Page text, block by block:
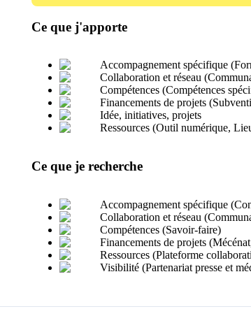
Ce que j'apporte
Accompagnement spécifique
Collaboration et réseau
Compétences (Compétences
Financements de projets
Idée, initiatives, projets
Ressources (Outil numérique,
Ce que je recherche
Accompagnement spécifique
Collaboration et réseau
Compétences (Savoir-faire)
Financements de projets
Ressources (Plateforme
Visibilité (Partenariat presse et